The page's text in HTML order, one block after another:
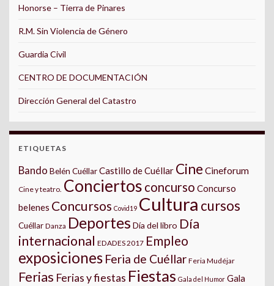
Honorse – Tierra de Pinares
R.M. Sin Violencia de Género
Guardia Civil
CENTRO DE DOCUMENTACIÓN
Dirección General del Catastro
ETIQUETAS
Bando Belén CuéllarCastillo de Cuéllar Cine Cineforum
Cine y teatro. Conciertos concurso Concurso
belenes Concursos Covid19 Cultura cursos
Cuéllar Danza Deportes Día del libro Día
internacional EDADES 2017 Empleo
exposiciones Feria de Cuéllar Feria Mudéjar
Ferias Ferias y fiestas Fiestas Gala del Humor Gala